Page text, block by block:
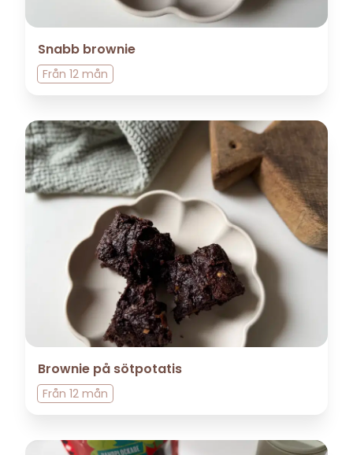
Snabb brownie
Från 12 mån
Brownie på sötpotatis
Från 12 mån